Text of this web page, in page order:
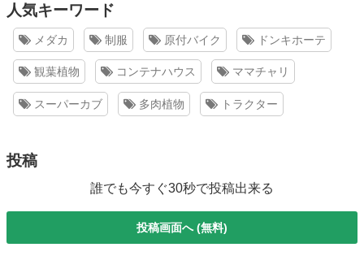
人気キーワード
メダカ 制服 原付バイク ドンキホーテ
観葉植物 コンテナハウス ママチャリ
スーパーカブ 多肉植物 トラクター
投稿
誰でも今すぐ30秒で投稿出来る
投稿画面へ (無料)